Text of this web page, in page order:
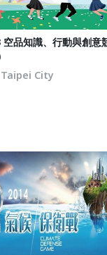
空品知識、行動與創意
Taipei City